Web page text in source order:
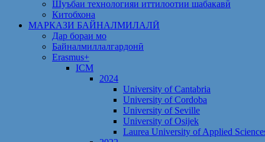
Шуъбаи технологияи иттилоотии шабакавӣ
Китобхона
МАРКАЗИ БАЙНАЛМИЛАЛӢ
Дар бораи мо
Байналмиллалгардонӣ
Erasmus+
ICM
2024
University of Cantabria
University of Cordoba
University of Seville
University of Osijek
Laurea University of Applied